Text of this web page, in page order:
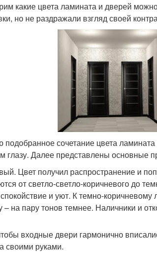
какие цвета ламината и дверей
но не раздражали взгляд своей
подобранное сочетание цвета
глазу. Далее представлены основные
Цвет получил распространение и
от светло-светло-коричневого до
и уют. К темно-
– на пару тонов темнее. Наличники и
входные двери гармонично
своими руками.